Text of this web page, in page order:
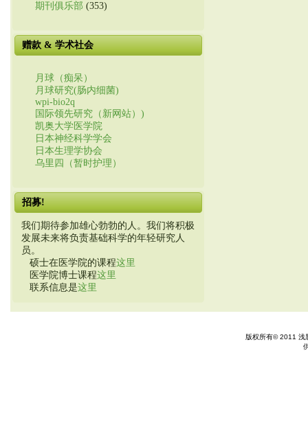
期刊俱乐部 (353)
赠款 & 学术社会
月球（痴呆）
月球研究(肠内细菌)
wpi-bio2q
国际领先研究（新网站）)
凯奥大学医学院
日本神经科学学会
日本生理学协会
乌里四（暂时护理）
招募!
我们期待参加雄心勃勃的人。我们将积极
发展未来将负责基础科学的年轻研究人
员。
硕士在医学院的课程这里
医学院博士课程这里
联系信息是这里
版权所有© 2011 浅